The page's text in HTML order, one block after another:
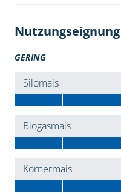
Nutzungseignung
GERING
Silomais
Biogasmais
Körnermais